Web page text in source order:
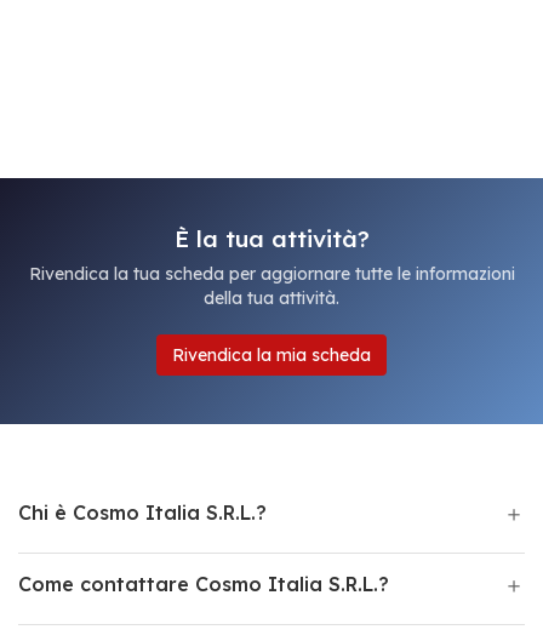
È la tua attività?
Rivendica la tua scheda per aggiornare tutte le informazioni
della tua attività.
Rivendica la mia scheda
Chi è Cosmo Italia S.R.L.?
Come contattare Cosmo Italia S.R.L.?